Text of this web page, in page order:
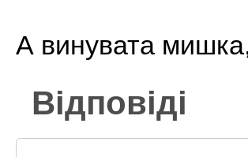
А винувата
Відповіді